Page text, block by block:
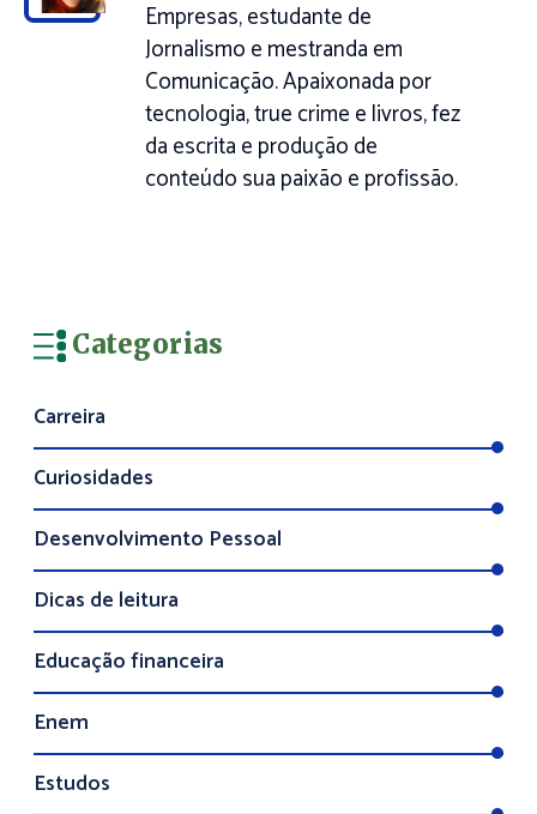
Empresas, estudante de
Jornalismo e mestranda em
Comunicação. Apaixonada por
tecnologia, true crime e livros, fez
da escrita e produção de
conteúdo sua paixão e profissão.
Categorias
Carreira
Curiosidades
Desenvolvimento Pessoal
Dicas de leitura
Educação financeira
Enem
Estudos